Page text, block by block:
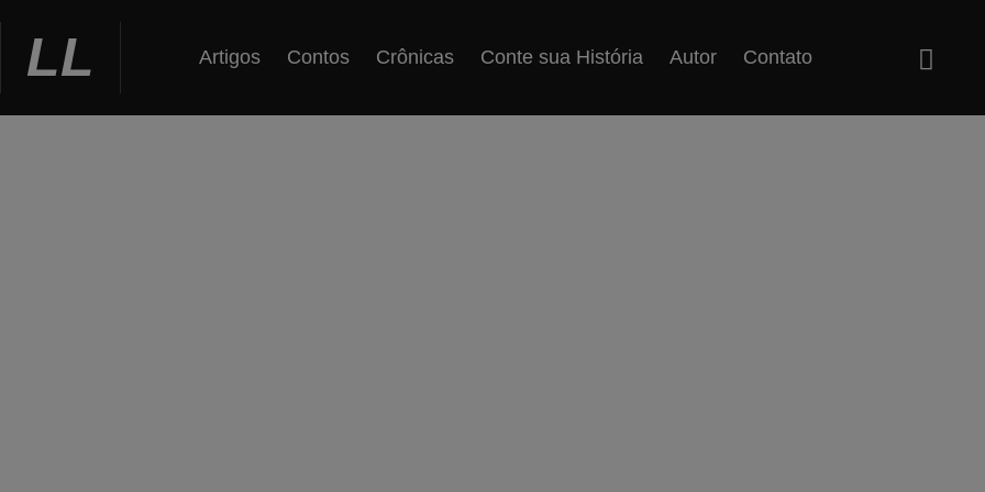
conteúdo
LL Artigos Contos Crônicas Conte sua História Autor Contato